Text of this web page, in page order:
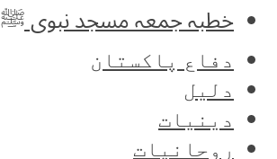
خطبہ جمعہ مسجد نبوی ﷺ
دفاع پاکستان
دلیل
دینیات
روحانیات